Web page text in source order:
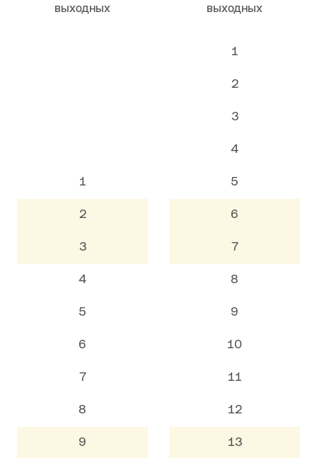
выходных
1
2
3
4
5
6
7
8
9
выходных
1
2
3
4
5
6
7
8
9
10
11
12
13